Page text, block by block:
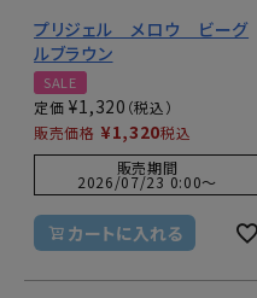
プリジェル メロウ ビーグ
ルブラウン
SALE
定価 ¥1,320
販売価格 ¥1,320税込
販売期間
2026/07/23 0:00〜
カートに入れる